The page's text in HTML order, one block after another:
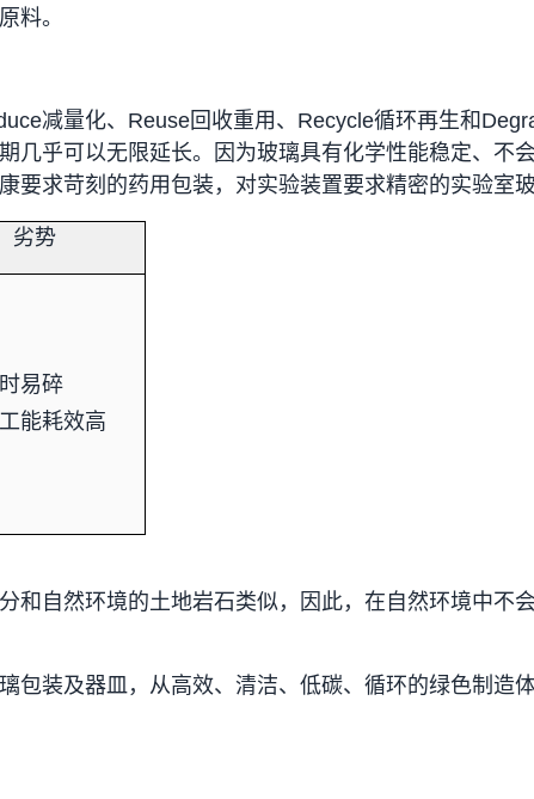
料。
减量化、 Reuse回收重用、 Recycle循环再生和
几乎可以无限延长。因为玻璃具有化学性能稳定、不
要求苛刻的药用包装，对实验装置要求精密的实验室
劣势
易碎
能耗效高
和自然环境的土地岩石类似，因此，在自然环境中不
包装及器皿，从高效、清洁、低碳、循环的绿色制造